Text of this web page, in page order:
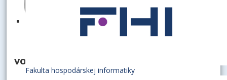
Fakulta hospodárskej informatiky
vodič